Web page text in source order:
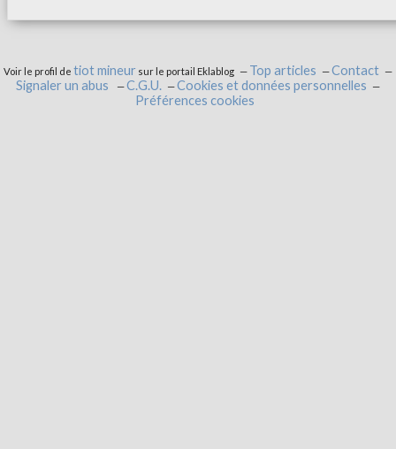
Voir le profil de tiot mineur sur le portail Eklablog Top articles
Contact
Signaler un abus
C.G.U.
Cookies et données personnelles
Préférences cookies